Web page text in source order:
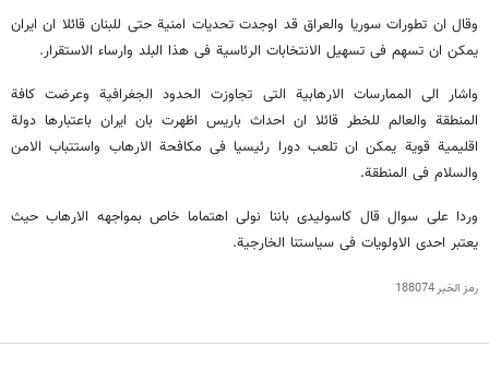
وقال ان تطورات سوریا والعراق قد اوجدت تحدیات امنیة حتی للبنان قائلا ان ایران
یمکن ان تسهم فی تسهیل الانتخابات الرئاسیة فی هذا البلد وارساء الاستقرار.
واشار الی الممارسات الارهابیة التی تجاوزت الحدود الجغرافیة وعرضت کافة
المنطقة والعالم للخطر قائلا ان احداث باریس اظهرت بان ایران باعتبارها دولة
اقلیمیة قویة یمکن ان تلعب دورا رئیسیا فی مکافحة الارهاب واستتباب الامن
والسلام فی المنطقة.
وردا علی سوال قال کاسولیدی باننا نولی اهتماما خاص بمواجهه الارهاب حیث
یعتبر احدی الاولویات فی سیاستنا الخارجیة.
رمز الخبر188074